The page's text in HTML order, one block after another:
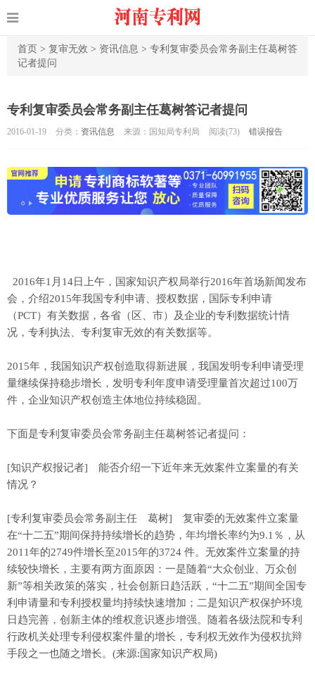
首页 > 复审无效 > 资讯信息 > 专利复审委员会常务副主任葛树答
记者提问
专利复审委员会常务副主任葛树答记者提问
2016-01-19 分类： 资讯信息 来源：国知局专利局 阅读(73) 错误报告
2016年1月14日上午，国家知识产权局举行2016年首场新闻发布
会，介绍2015年我国专利申请、授权数据，国际专利申请
（PCT）有关数据，各省（区、市）及企业的专利数据统计情
况，专利执法、专利复审无效的有关数据等。
2015年，我国知识产权创造取得新进展，我国发明专利申请受理
量继续保持稳步增长，发明专利年度申请受理量首次超过100万
件，企业知识产权创造主体地位持续稳固。
下面是专利复审委员会常务副主任葛树答记者提问：
[知识产权报记者] 能否介绍一下近年来无效案件立案量的有关
情况？
[专利复审委员会常务副主任 葛树] 复审委的无效案件立案量
在“十二五”期间保持持续增长的趋势，年均增长率约为9.1％，从
2011年的2749件增长至2015年的3724 件。无效案件立案量的持
续较快增长，主要有两方面原因：一是随着“大众创业、万众创
新”等相关政策的落实，社会创新日趋活跃，“十二五”期间全国专
利申请量和专利授权量均持续快速增加；二是知识产权保护环境
日趋完善，创新主体的维权意识逐步增强。随着各级法院和专利
行政机关处理专利侵权案件量的增长，专利权无效作为侵权抗辩
手段之一也随之增长。(来源:国家知识产权局)